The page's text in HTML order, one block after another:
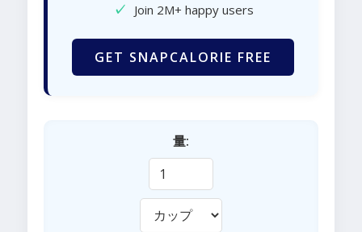
✓ Join 2M+ happy users
GET SNAPCALORIE FREE
量: